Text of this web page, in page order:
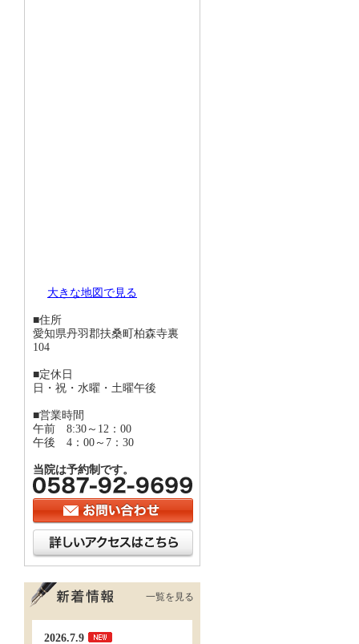
大きな地図で見る
■住所
愛知県丹羽郡扶桑町柏森寺裏
104
■定休日
日・祝・水曜・土曜午後
■営業時間
午前 8:30～12：00
午後 4：00～7：30
当院は予約制です。
一覧を見る
2026.7.9